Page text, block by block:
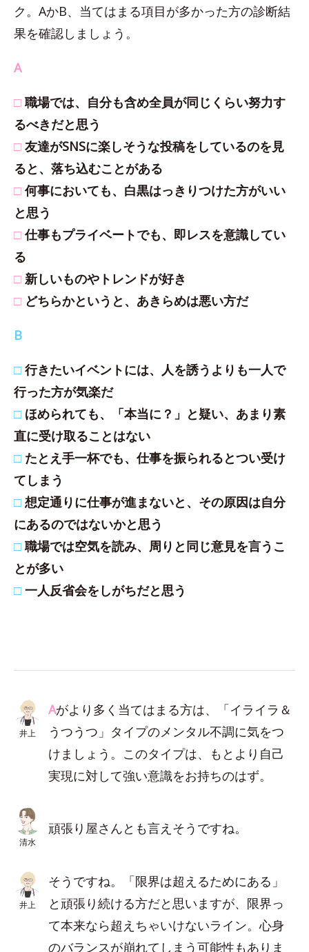
ク。AかB、当てはまる項目が多かった方の診断結
果を確認しましょう。
A
□ 職場では、自分も含め全員が同じくらい努力す
るべきだと思う
□ 友達がSNSに楽しそうな投稿をしているのを見
ると、落ち込むことがある
□ 何事においても、白黒はっきりつけた方がいい
と思う
□仕事もプライベートでも、即レスを意識してい
る
□ 新しいものやトレンドが好き
□ どちらかというと、あきらめは悪い方だ
B
□ 行きたいイベントには、人を誘うよりも一人で
行った方が気楽だ
□ ほめられても、「本当に？」と疑い、あまり素
直に受け取ることはない
□ たとえ手一杯でも、仕事を振られるとつい受け
てしまう
□ 想定通りに仕事が進まないと、その原因は自分
にあるのではないかと思う
□ 職場では空気を読み、周りと同じ意見を言うこ
とが多い
□ 一人反省会をしがちだと思う
井上
Aがより多く当てはまる方は、「イライラ＆
うつうつ」タイプのメンタル不調に気をつ
けましょう。このタイプは、もとより自己
実現に対して強い意識をお持ちのはず。
清水
頑張り屋さんとも言えそうですね。
井上
そうですね。「限界は超えるためにある」
と頑張り続ける方だと思いますが、限界っ
て本来なら超えちゃいけないライン。心身
のバランスが崩れてしまう可能性もありま